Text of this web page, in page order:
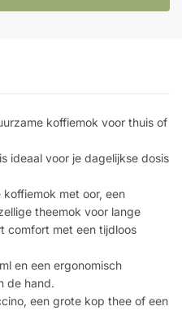
koffiemok voor thuis of
ideaal voor je dagelijkse dosis
met oor, een
theemok voor lange
comfort met een tijdloos
en een ergonomisch
de hand.
een grote kop thee of een